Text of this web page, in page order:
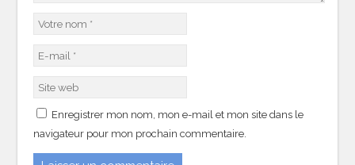
Enregistrer mon nom, mon e-mail et mon site dans le
navigateur pour mon prochain commentaire.